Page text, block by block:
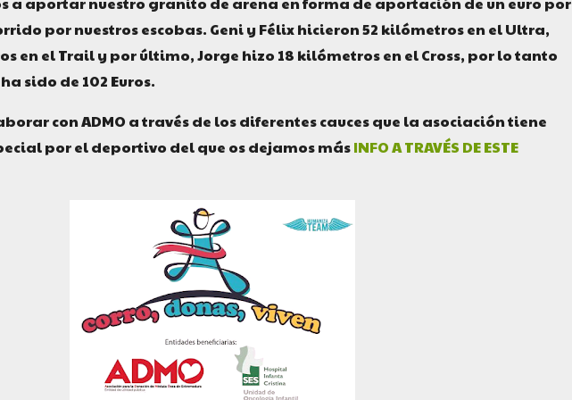
por nuestros escobas. Geni y Félix hicieron 52 kilómetros en el Ultra,
en el Trail y por último, Jorge hizo 18 kilómetros en el Cross, por lo tanto
sido de 102 Euros.
con ADMO a través de los diferentes cauces que la asociación tiene
por el deportivo del que os dejamos másINFO A TRAVÉS DE ESTE